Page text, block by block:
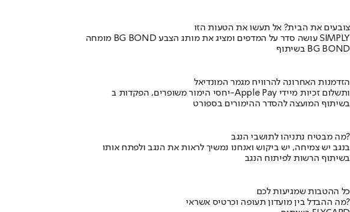
צובעים את הבית? אל תעשו את הטעות הזו
מומחה BG BOND עושה סדר על המדפים ומציג את מותג הצבע SIMPLY
בשיתוף BG BOND
הזדמנות האחרונה להרוויח מגמר המונדיאל
יחסי הימור משופרים, הפקדות ב-Apple Pay ותשלום זכיות מיידי
בשיתוף המועצה להסדר ההימורים בספורט
מה מבטיח נתניהו לתושבי הנגב?
בנגב יש צמיחה, יש ביקוש ואנחנו נמשיך לראות את הנגב ולפתח אותו
בשיתוף הרשות לפיתוח הנגב
כל ההטבות שמגיעות לכם
מה ההבדל בין מועדון תעופה וכרטיס אשראי?